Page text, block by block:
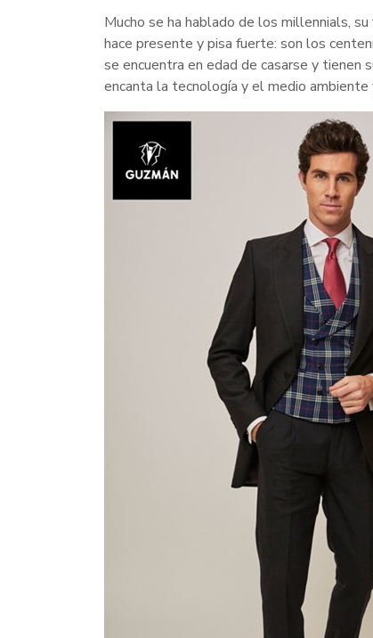
Mucho se ha hablado de los millennials,
hace presente y pisa fuerte: son los
se encuentra en edad de casarse y
encanta la tecnología y el medio